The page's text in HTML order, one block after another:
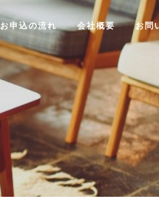
お申込の流れ 会社概要 お問